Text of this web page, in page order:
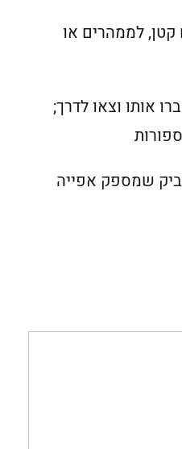
לממהרים או
אותו וצאו לדרך;
שמספק אפייה